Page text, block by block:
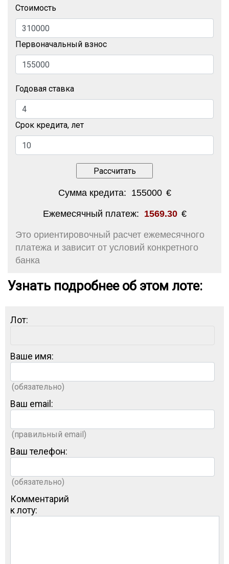
Стоимость
Первоначальный взнос
Годовая ставка
Срок кредита, лет
Сумма кредита: 155000 €
Ежемесячный платеж: 1569.30 €
Это ориентировочный расчет ежемесячного
платежа и зависит от условий конкретного
банка
Узнать подробнее об этом лоте:
Лот:
Ваше имя:
(обязательно)
Ваш email:
(правильный email)
Ваш телефон:
(обязательно)
Комментарий
к лоту: